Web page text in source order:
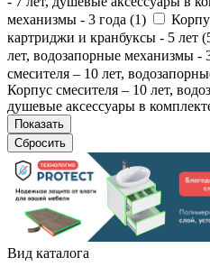
механизмы - 3 года (1)
картриджи и кранбуксы - 5 лет (
лет, водозапорные механизмы -
смесителя – 10 лет,
Корпус смесителя – 10 лет,
душевые аксессуары в
Вид каталога